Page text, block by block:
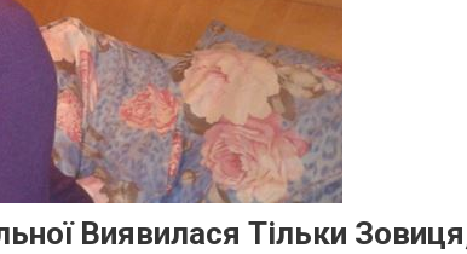
Виявилася Тільки